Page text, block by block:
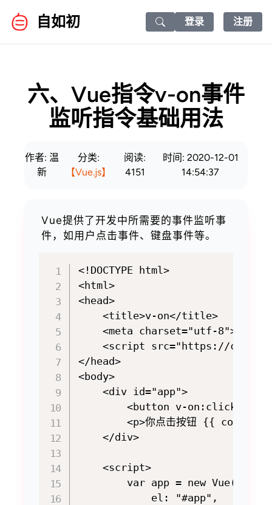
自如初
Search icon
登录 注册
六、Vue指令v-on事件
监听指令基础用法
作者: 温
新
分类:
【Vue.js】
阅读:
4151
时间: 2020-12-01
14:54:37
Vue提供了开发中所需要的事件监听事
件，如用户点击事件、键盘事件等。
<!DOCTYPE html>
<html>
<head>
    <title>v-on</title>
    <meta charset="utf-8">
<script src="https://
</head>
<body>
    <div id="app">
<button v-
<p>你点击按钮 {{ count }}
    </div>
    <script>
        var app = new Vue({
            el: "#app",